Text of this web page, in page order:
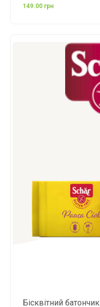
149.00 грн
Бісквітний батончик